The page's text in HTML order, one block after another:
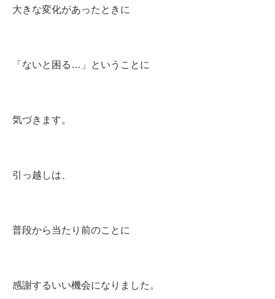
大きな変化があったときに
「ないと困る…」ということに
気づきます。
引っ越しは、
普段から当たり前のことに
感謝するいい機会になりました。